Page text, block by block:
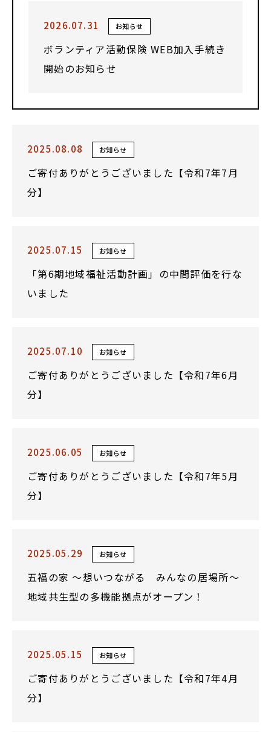
2026.07.31 お知らせ
ボランティア活動保険 WEB加入手続き
開始のお知らせ
2025.08.08 お知らせ
ご寄付ありがとうございました【令和7年7月
分】
2025.07.15 お知らせ
「第6期地域福祉活動計画」の中間評価を行な
いました
2025.07.10 お知らせ
ご寄付ありがとうございました【令和7年6月
分】
2025.06.05 お知らせ
ご寄付ありがとうございました【令和7年5月
分】
2025.05.29 お知らせ
五福の家 ～想いつながる みんなの居場所～
地域共生型の多機能拠点がオープン！
2025.05.15 お知らせ
ご寄付ありがとうございました【令和7年4月
分】